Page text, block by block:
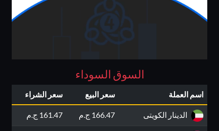
السوق السوداء
اسم العملة سعر البيع سعر الشراء
الدينار الكويتى 166.47 ج.م 161.47 ج.م